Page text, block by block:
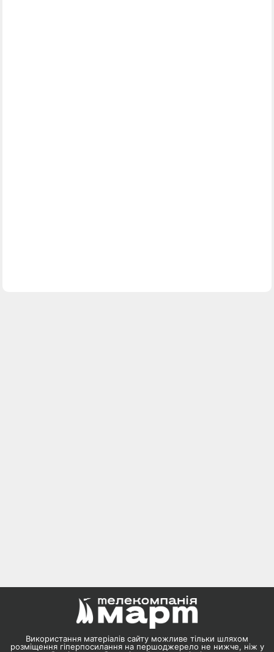
Використання матеріалів сайту можливе тільки шляхом
розміщення гіперпосилання на першоджерело не нижче, ніж у